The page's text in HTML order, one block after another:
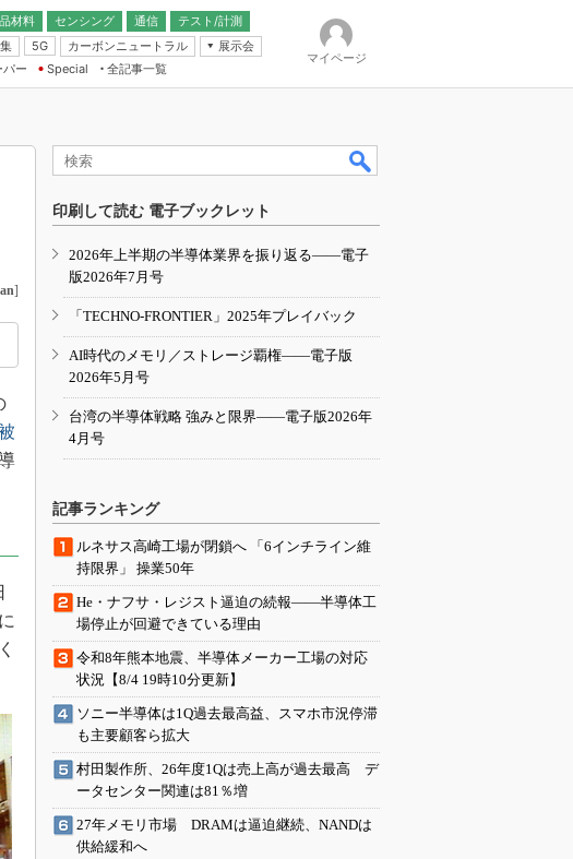
材料 センシング
通信
テスト/計測
5G カーボンニュートラル
展示会
・エッジコンピューティング
TECHNO-FRONTIER
人とくるま展
パー
Special
全記事一覧
マイページ
]
印刷して読む 電子ブックレット
2026年上半期の半導体業界を振り返る――電子
版2026年7月号
「TECHNO-FRONTIER」2025年プレイバック
AI時代のメモリ／ストレージ覇権――電子版
2026年5月号
台湾の半導体戦略 強みと限界――電子版2026年
4月号
記事ランキング
ルネサス高崎工場が閉鎖へ 「6インチライン維
持限界」 操業50年
He・ナフサ・レジスト逼迫の続報――半導体工
場停止が回避できている理由
令和8年熊本地震、半導体メーカー工場の対応
状況【8/4 19時10分更新】
ソニー半導体は1Q過去最高益、スマホ市況停滞
も主要顧客ら拡大
村田製作所、26年度1Qは売上高が過去最高 デ
ータセンター関連は81％増
27年メモリ市場 DRAMは逼迫継続、NANDは
供給緩和へ